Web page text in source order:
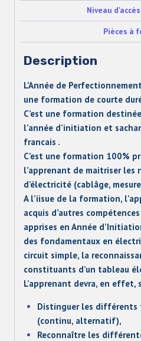
Niveau
Pièces à
Description
L’Année de
une formation de courte
C’est une formation
l’année d’initiation et
francais .
C’est une formation 100%
l’apprenant de maitriser les
d’électricité (cablâge,
A l’iisue de la formation,
acquis d’autres
apprises en Année
des fondamentaux en
circuit simple, la
constituants d’un tableau
L’apprenant devra, en effet,
Distinguer les différents
(continu, alternatif),
Reconnaître les